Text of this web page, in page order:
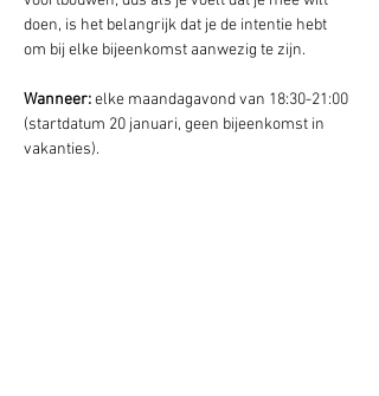
doen, is het belangrijk dat je de intentie hebt
om bij elke bijeenkomst aanwezig te zijn.
Wanneer: elke maandagavond van 18:30-21:00
(startdatum 20 januari, geen bijeenkomst in
vakanties).